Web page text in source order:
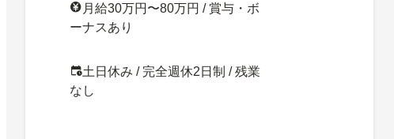
月給30万円〜80万円 / 賞与・ボ
ーナスあり
土日休み / 完全週休2日制 / 残業
なし